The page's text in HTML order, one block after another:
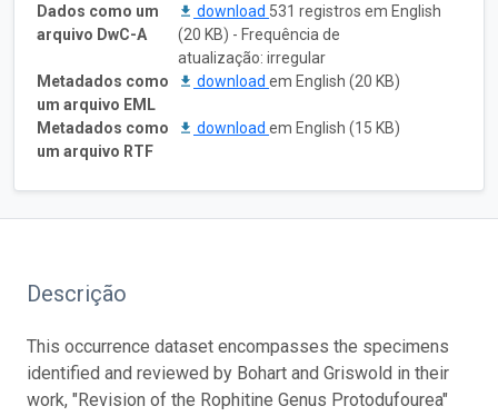
Dados como um
arquivo DwC-A
download 531 registros em English
(20 KB) - Frequência de
atualização: irregular
Metadados como
um arquivo EML
download em English (20 KB)
Metadados como
um arquivo RTF
download em English (15 KB)
Descrição
This occurrence dataset encompasses the specimens
identified and reviewed by Bohart and Griswold in their
work, "Revision of the Rophitine Genus Protodufourea"